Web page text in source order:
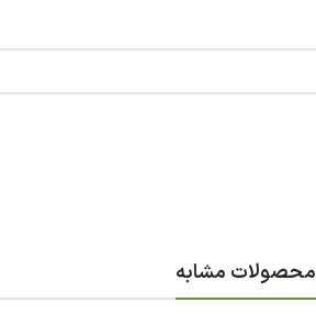
محصولات مشابه